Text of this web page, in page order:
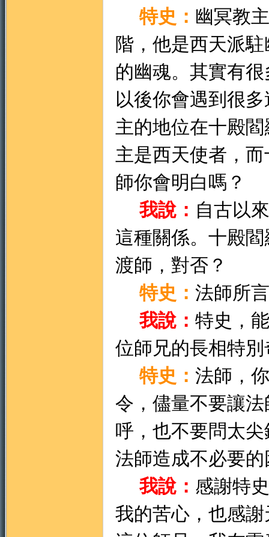
特史： 幽冥教
階，他是西天派
的幽魂。其實有
以後你會遇到很
主的地位在十殿
主是西天使者，
師你會明白嗎？
我說： 自古以
這種關係。十殿
渡師，對否？
特史： 法師所
我說： 特史，
位師兄的長相特
特史： 法師，
令，儘量不要讓
呼，也不要問太
法師造成不必要
我說： 感謝特
我的苦心，也感